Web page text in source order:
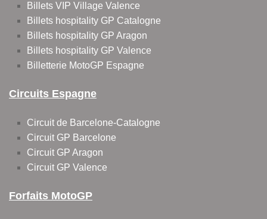
Billets VIP Village Valence
Billets hospitality GP Catalogne
Billets hospitality GP Aragon
Billets hospitality GP Valence
Billetterie MotoGP Espagne
Circuits Espagne
Circuit de Barcelone-Catalogne
Circuit GP Barcelone
Circuit GP Aragon
Circuit GP Valence
Forfaits MotoGP